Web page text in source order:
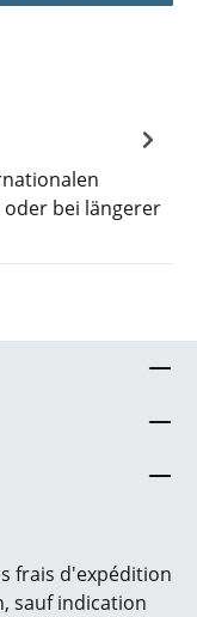
bei längerer
frais d'expédition
sauf indication